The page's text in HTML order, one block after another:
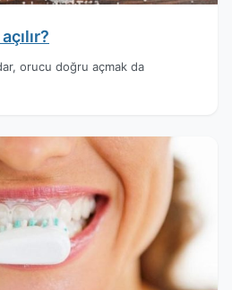
orucu doğru açmak da